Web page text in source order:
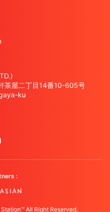
屋二丁目14番10-605号
ku
:
All Right Reserved.